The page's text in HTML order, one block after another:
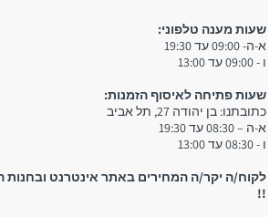
שעות מענה טלפוני:
א-ה- 09:00 עד 19:30
שעות פתיחה לאיסוף הזמנות:
כתובתנו: בן יהודה 27, תל אביב
א-ה – 08:30 עד 19:30
לקוח/ה יקר/ה המחירים באתר אינטרנט ובחנות